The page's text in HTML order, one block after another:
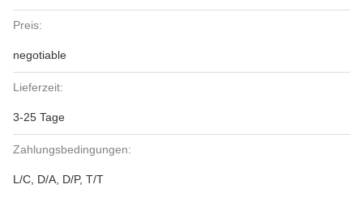
Preis:
negotiable
Lieferzeit:
3-25 Tage
Zahlungsbedingungen:
L/C, D/A, D/P, T/T